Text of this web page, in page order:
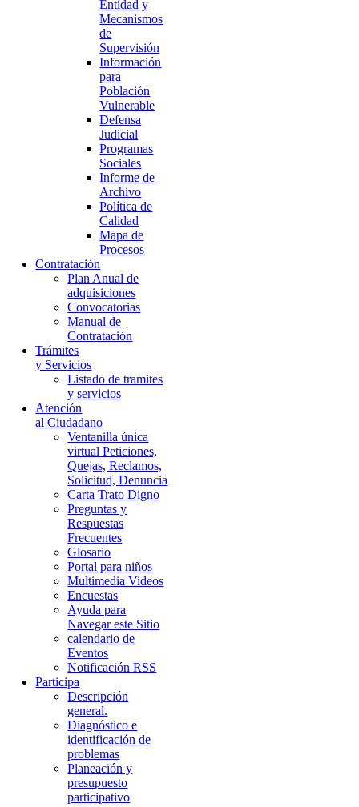
Entidad y
Mecanismos
de
Supervisión
Información
para
Población
Vulnerable
Defensa
Judicial
Programas
Sociales
Informe de
Archivo
Política de
Calidad
Mapa de
Procesos
Contratación
Plan Anual de
adquisiciones
Convocatorias
Manual de
Contratación
Trámites
y Servicios
Listado de tramites
y servicios
Atención
al Ciudadano
Ventanilla única
virtual Peticiones,
Quejas, Reclamos,
Solicitud, Denuncia
Carta Trato Digno
Preguntas y
Respuestas
Frecuentes
Glosario
Portal para niños
Multimedia Videos
Encuestas
Ayuda para
Navegar este Sitio
calendario de
Eventos
Notificación RSS
Participa
Descripción
general.
Diagnóstico e
identificación de
problemas
Planeación y
presupuesto
participativo